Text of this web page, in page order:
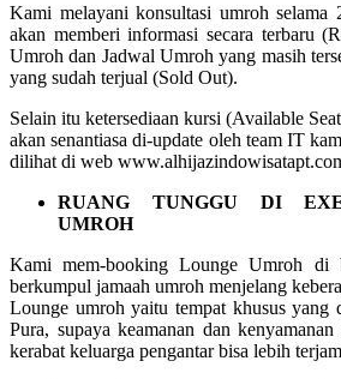
Kami melayani konsultasi umroh selama
akan memberi informasi secara terbaru
Umroh dan Jadwal Umroh yang masih
yang sudah terjual (Sold Out).
Selain itu ketersediaan kursi (Available
akan senantiasa di-update oleh team IT
dilihat di web
RUANG TUNGGU DI
UMROH
Kami mem-booking Lounge Umroh di
berkumpul jamaah umroh menjelang
Lounge umroh yaitu tempat khusus yang
Pura, supaya keamanan dan
kerabat keluarga pengantar bisa lebih